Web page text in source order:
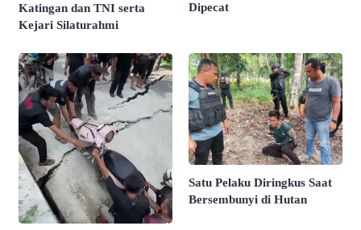
Katingan dan TNI serta
Kejari Silaturahmi
Dipecat
Satu Pelaku Diringkus Saat
Bersembunyi di Hutan